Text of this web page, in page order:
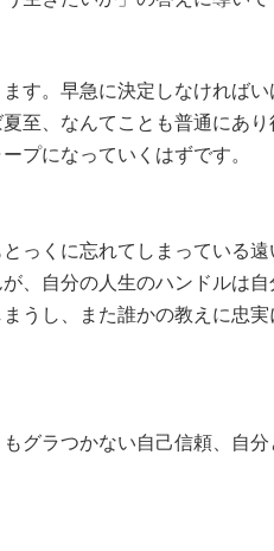
す。早急に決定しなければ
至、なんてことも普通にあ
プになっていくはずです。
っくに忘れてしまっている
、自分の人生のハンドルは
うし、また誰かの教えに忠実
グラつかない自己信頼、自分